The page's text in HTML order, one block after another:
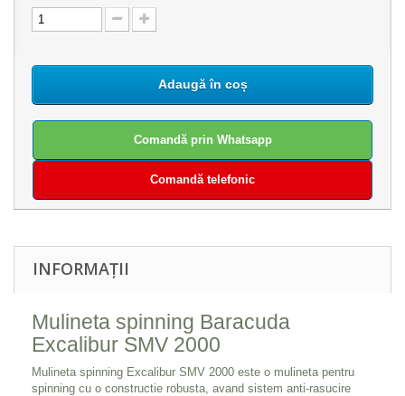
Adaugă în coș
Comandă prin Whatsapp
Comandă telefonic
INFORMAȚII
Mulineta spinning Baracuda
Excalibur SMV 2000
Mulineta spinning Excalibur SMV 2000 este o mulineta pentru
spinning cu o constructie robusta, avand sistem anti-rasucire